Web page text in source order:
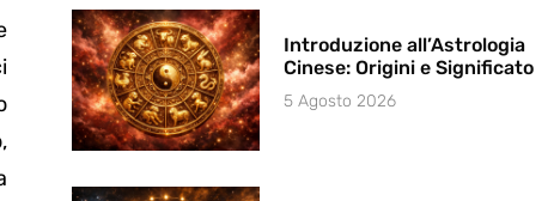
Introduzione all’Astrologia
Cinese: Origini e Significato
5 Agosto 2026